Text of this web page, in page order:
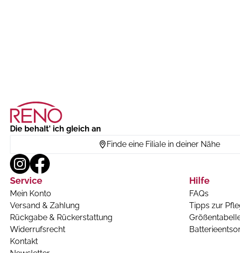
Die behalt' ich gleich an
Finde eine Filiale in deiner Nähe
Service
Mein Konto
Versand & Zahlung
Rückgabe & Rückerstattung
Widerrufsrecht
Kontakt
Hilfe
FAQs
Tipps zur